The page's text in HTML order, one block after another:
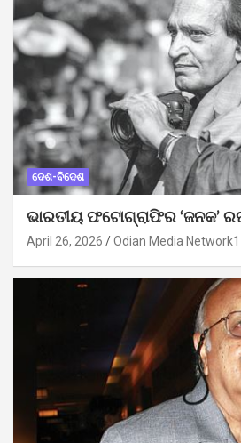
ଦେଶ-ବିଦେଶ
ଭାରତୀୟ ଫଟୋଗ୍ରାଫିର ‘ଜନକ’
April 26, 2026 Odian Media Network1